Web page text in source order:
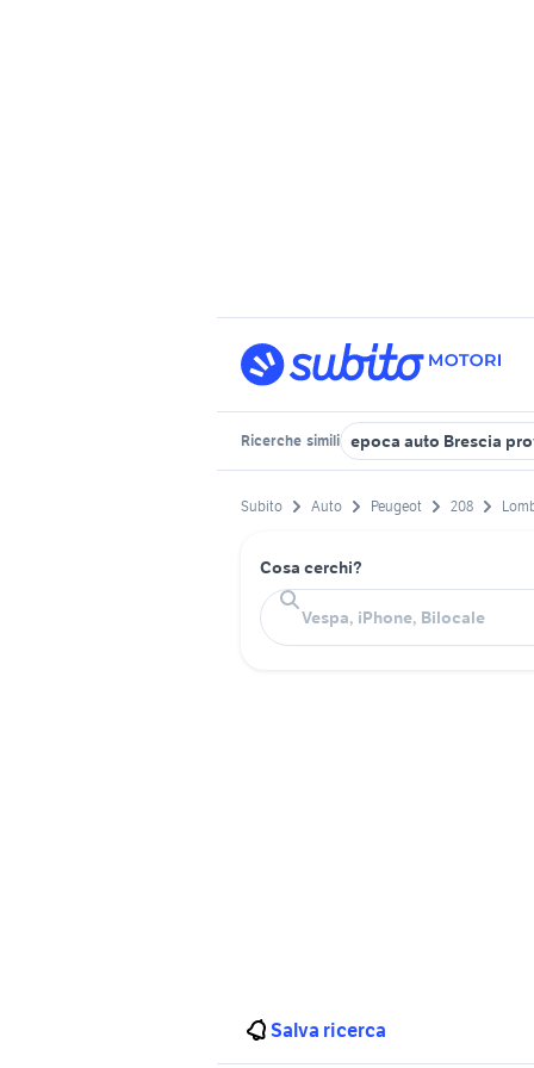
Ricerche simili epoca auto Brescia
Subito Auto Peugeot 208
Cosa cerchi?
Salva ricerca